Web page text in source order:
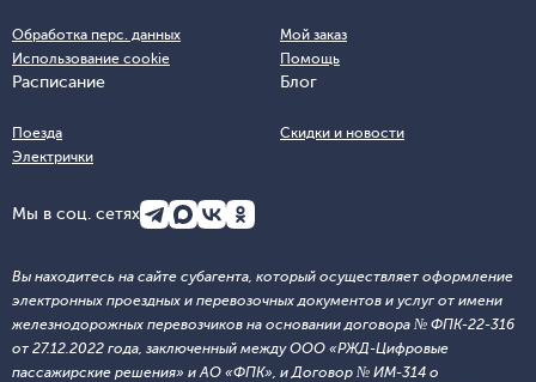
Обработка перс. данных
Использование cookie
Мой заказ
Помощь
Расписание
Поезда
Электрички
Блог
Скидки и новости
Мы в соц. сетях
Вы находитесь на сайте субагента, который осуществляет оформление
электронных проездных и перевозочных документов и услуг от имени
железнодорожных перевозчиков на основании договора № ФПК-22-316
от 27.12.2022 года, заключенный между ООО «РЖД-Цифровые
пассажирские решения» и АО «ФПК», и Договор № ИМ-314 о